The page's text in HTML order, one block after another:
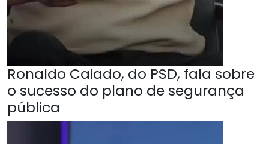
Ronaldo Caiado, do PSD, fala sobre
o sucesso do plano de segurança
pública